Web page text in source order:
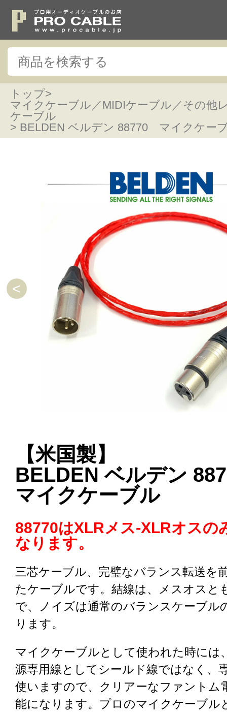
トップ>
マイクケーブル／MIDIケーブル／その他
ケーブル
> BELDEN ベルデン 88770 マイクケー
【米国製】
BELDEN ベルデン
マイクケーブル
88770はXLRメス-XLRオスの
なります。
三芯ケーブル、完璧なバランス転送を
たケーブルです。結線は、メスオスと
で、ノイズは通常のバランスケーブル
ります。
マイクケーブルとして使われた時には
源専用線としてシールド線ではなく、
使いますので、クリアーなファントム
能になります。プロのマイクケーブル